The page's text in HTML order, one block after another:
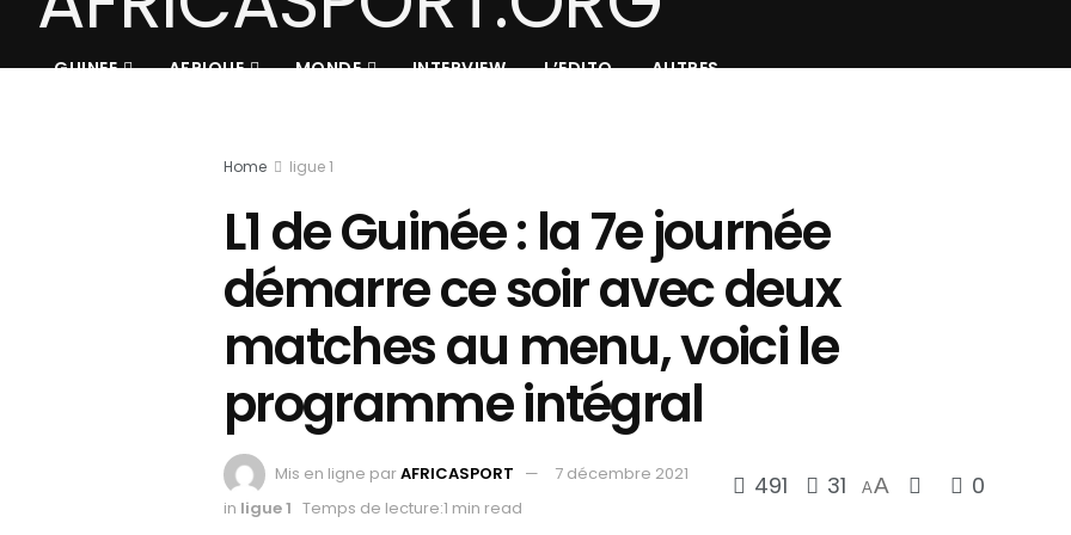
GUINEE AFRIQUE MONDE INTERVIEW L’EDITO AUTRES
Home ligue 1
L1 de Guinée : la 7e journée
démarre ce soir avec deux
matches au menu, voici le
programme intégral
Mis en ligne parAFRICASPORT
7 décembre 2021
in ligue 1 Temps de lecture:1 min read
491 31 AA 0